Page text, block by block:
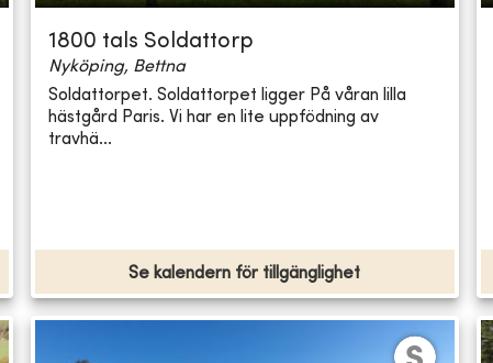
1800 tals Soldattorp
Nyköping, Bettna
Soldattorpet. Soldattorpet ligger På våran lilla
hästgård Paris. Vi har en lite uppfödning av
travhä...
Se kalendern för tillgänglighet